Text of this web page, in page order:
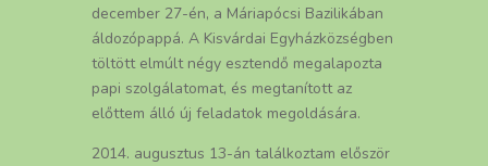
december 27-én, a Máriapócsi Bazilikában
áldozópappá. A Kisvárdai Egyházközségben
töltött elmúlt négy esztendő megalapozta
papi szolgálatomat, és megtanított az
előttem álló új feladatok megoldására.
2014. augusztus 13-án találkoztam először